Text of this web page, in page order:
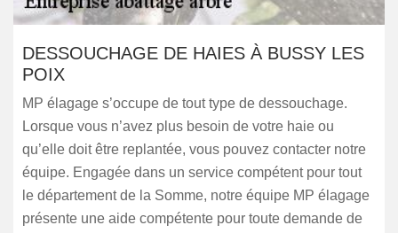
DESSOUCHAGE DE HAIES À BUSSY LES
POIX
MP élagage s’occupe de tout type de dessouchage.
Lorsque vous n’avez plus besoin de votre haie ou
qu’elle doit être replantée, vous pouvez contacter notre
équipe. Engagée dans un service compétent pour tout
le département de la Somme, notre équipe MP élagage
présente une aide compétente pour toute demande de